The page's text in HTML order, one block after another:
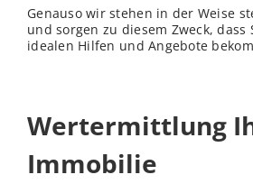
Genauso wir stehen in der Weise
und sorgen zu diesem Zweck, dass
idealen Hilfen und Angebote
Wertermittlung
Immobilie